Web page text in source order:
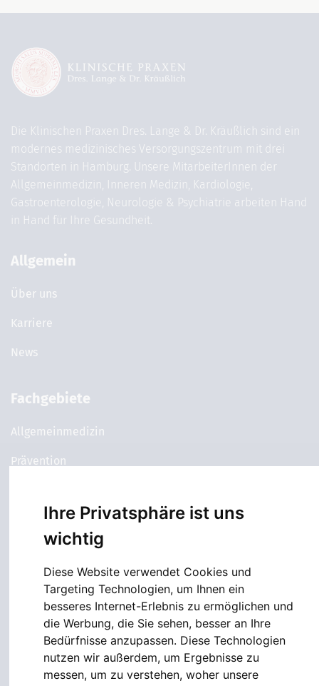
Ihre Privatsphäre ist uns
wichtig
Diese Website verwendet Cookies und
Targeting Technologien, um Ihnen ein
besseres Internet-Erlebnis zu ermöglichen und
die Werbung, die Sie sehen, besser an Ihre
Bedürfnisse anzupassen. Diese Technologien
nutzen wir außerdem, um Ergebnisse zu
messen, um zu verstehen, woher unsere
Die Klinischen Praxen Dres. Lange & Dr. Kräußlich sind ein
modernes medizinisches Versorgungszentrum mit drei
Standorten in Hamburg. Unsere MitarbeiterInnen der
Allgemeinmedizin, Inneren Medizin, Kardiologie,
Gastroenterologie, Neurologie & Psychiatrie arbeiten Hand
in Hand für Ihre Gesundheit.
Allgemein
Über uns
Karriere
News
Fachgebiete
Allgemeinmedizin
Prävention
Gastroenterologie
Lungenheilkunde
Neurologie & Psychiatrie
Services
Terminbuchung